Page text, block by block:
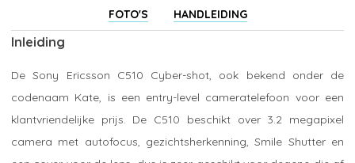
FOTO'S HANDLEIDING
Inleiding
De Sony Ericsson C510 Cyber-shot, ook bekend onder de
codenaam Kate, is een entry-level cameratelefoon voor een
klantvriendelijke prijs. De C510 beschikt over 3.2 megapixel
camera met autofocus, gezichtsherkenning, Smile Shutter en